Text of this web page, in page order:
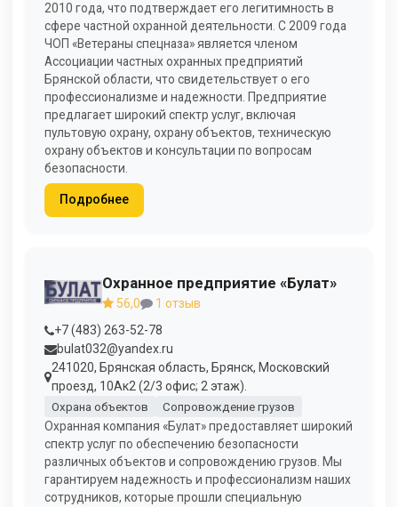
2010 года, что подтверждает его легитимность в
сфере частной охранной деятельности. С 2009 года
ЧОП «Ветераны спецназа» является членом
Ассоциации частных охранных предприятий
Брянской области, что свидетельствует о его
профессионализме и надежности. Предприятие
предлагает широкий спектр услуг, включая
пультовую охрану, охрану объектов, техническую
охрану объектов и консультации по вопросам
безопасности.
Подробнее
Охранное предприятие «Булат»
56,0
1 отзыв
+7 (483) 263-52-78
bulat032@yandex.ru
241020, Брянская область, Брянск, Московский
проезд, 10Ак2 (2/3 офис; 2 этаж).
Охрана объектов Сопровождение грузов
Охранная компания «Булат» предоставляет широкий
спектр услуг по обеспечению безопасности
различных объектов и сопровождению грузов. Мы
гарантируем надежность и профессионализм наших
сотрудников, которые прошли специальную